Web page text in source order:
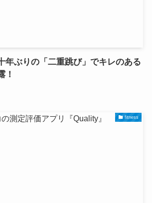
年ぶりの「二重跳び」でキレのある
！
fitness